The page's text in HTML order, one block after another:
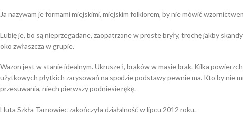
Ja nazywam je formami miejskimi, miejskim folklorem, by nie mówić
Lubię je, bo są nieprzegadane, zaopatrzone w proste bryły, trochę jakby
oko zwłaszcza w grupie.
Wazon jest w stanie idealnym. Ukruszeń, braków w masie brak. Kilka
użytkowych płytkich zarysowań na spodzie podstawy pewnie ma. Kto by nie
przesuwania, niech pierwszy podniesie rękę.
Huta Szkła Tarnowiec zakończyła działalność w lipcu 2012 roku.